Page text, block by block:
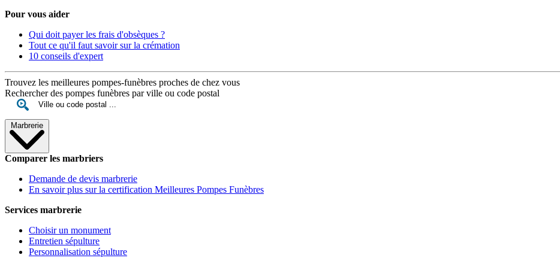
Pour vous aider
Qui doit payer les frais d'obsèques ?
Tout ce qu'il faut savoir sur la crémation
10 conseils d'expert
Trouvez les meilleures pompes-funèbres proches de chez vous
Rechercher des pompes funèbres par ville ou code postal
Marbrerie
Comparer les marbriers
Demande de devis marbrerie
En savoir plus sur la certification Meilleures Pompes Funèbres
Services marbrerie
Choisir un monument
Entretien sépulture
Personnalisation sépulture